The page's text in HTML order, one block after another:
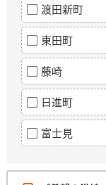
渡田新町
東田町
藤崎
日進町
富士見